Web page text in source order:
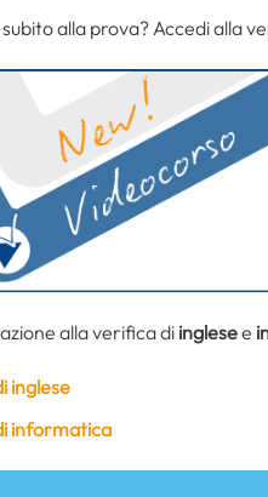
alla prova? Accedi alla
alla verifica di inglesee
inglese
informatica